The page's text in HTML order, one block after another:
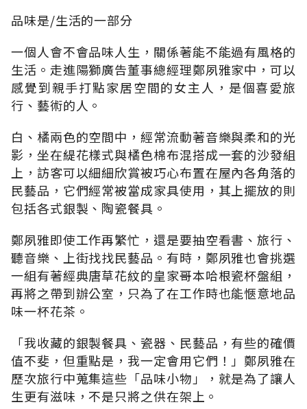
品味是/生活的一部分
一個人會不會品味人生，關係著能不能過有風格的
生活。走進陽獅廣告董事總經理鄭夙雅家中，可以
感覺到親手打點家居空間的女主人，是個喜愛旅
行、藝術的人。
白、橘兩色的空間中，經常流動著音樂與柔和的光
影，坐在緹花樣式與橘色棉布混搭成一套的沙發組
上，訪客可以細細欣賞被巧心布置在屋內各角落的
民藝品，它們經常被當成家具使用，其上擺放的則
包括各式銀製、陶瓷餐具。
鄭夙雅即使工作再繁忙，還是要抽空看書、旅行、
聽音樂、上街找找民藝品。有時，鄭夙雅也會挑選
一組有著經典唐草花紋的皇家哥本哈根瓷杯盤組，
再將之帶到辦公室，只為了在工作時也能愜意地品
味一杯花茶。
「我收藏的銀製餐具、瓷器、民藝品，有些的確價
值不斐，但重點是，我一定會用它們！」鄭夙雅在
歷次旅行中蒐集這些「品味小物」，就是為了讓人
生更有滋味，不是只將之供在架上。